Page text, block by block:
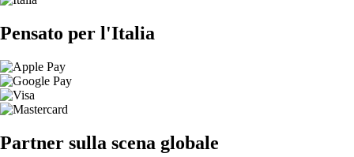
Pensato per l'Italia
Partner sulla scena globale